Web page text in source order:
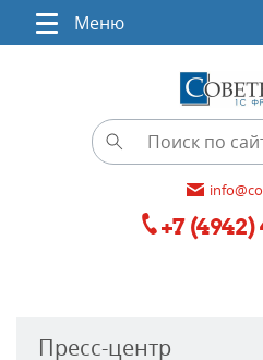
Меню
+7 (4942)
Пресс-центр